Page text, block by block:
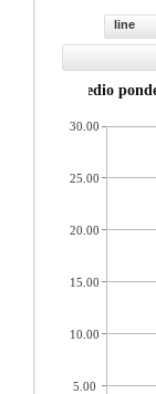
line
30.00
25.00
20.00
15.00
10.00
5.00